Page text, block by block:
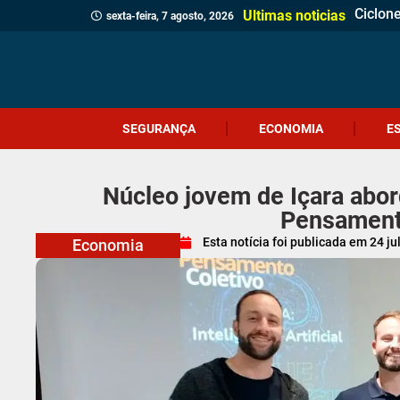
sexta-feira, 7 agosto, 2026 Ultimas noticias Dia
Corpo
SEGURANÇA ECONOMIA
Núcleo jovem de Içara
Economia Esta notícia foi publicada em 24